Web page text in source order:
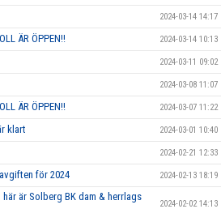
2024-03-14 14:17
ÄR ÖPPEN!! 2024-03-14 10:13
2024-03-11 09:02
2024-03-08 11:07
ÄR ÖPPEN!! 2024-03-07 11:22
klart 2024-03-01 10:40
2024-02-21 12:33
för 2024 2024-02-13 18:19
är Solberg BK dam & herrlags
2024-02-02 14:13